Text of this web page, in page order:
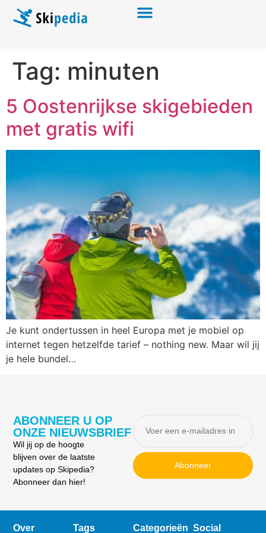
Tag: minuten
5 Oostenrijkse skigebieden
met gratis wifi
Je kunt ondertussen in heel Europa met je mobiel op
internet tegen hetzelfde tarief – nothing new. Maar wil jij
je hele bundel…
ABONNEER U OP
ONZE NIEUWSBRIEF
Wil jij op de hoogte
blijven over de laatste
updates op Skipedia?
Abonneer dan hier!
Abonneer
Over Tags Categorieën Social